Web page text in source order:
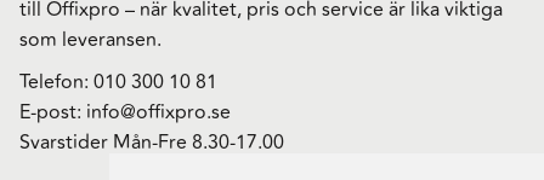
till Offixpro – när kvalitet, pris och service är lika viktiga
som leveransen.
Telefon: 010 300 10 81
E-post: info@offixpro.se
Svarstider Mån-Fre 8.30-17.00